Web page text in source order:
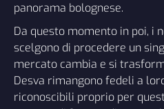
panorama bolognese.
Da questo momento in poi, i
scelgono di procedere un
mercato cambia e si
Desva rimangono fedeli a
riconoscibili proprio per